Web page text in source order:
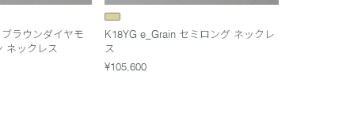
ラウンダイヤモ
ネックレス
K18YG e_Grain セミロング ネックレ
ス
¥105,600